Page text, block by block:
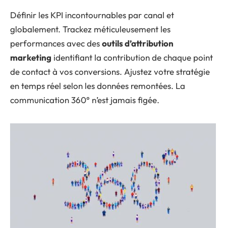
Définir les KPI incontournables par canal et
globalement. Trackez méticuleusement les
performances avec desoutils d’attribution
marketing identifiant la contribution de chaque point
de contact à vos conversions. Ajustez votre stratégie
en temps réel selon les données remontées. La
communication 360° n’est jamais figée.